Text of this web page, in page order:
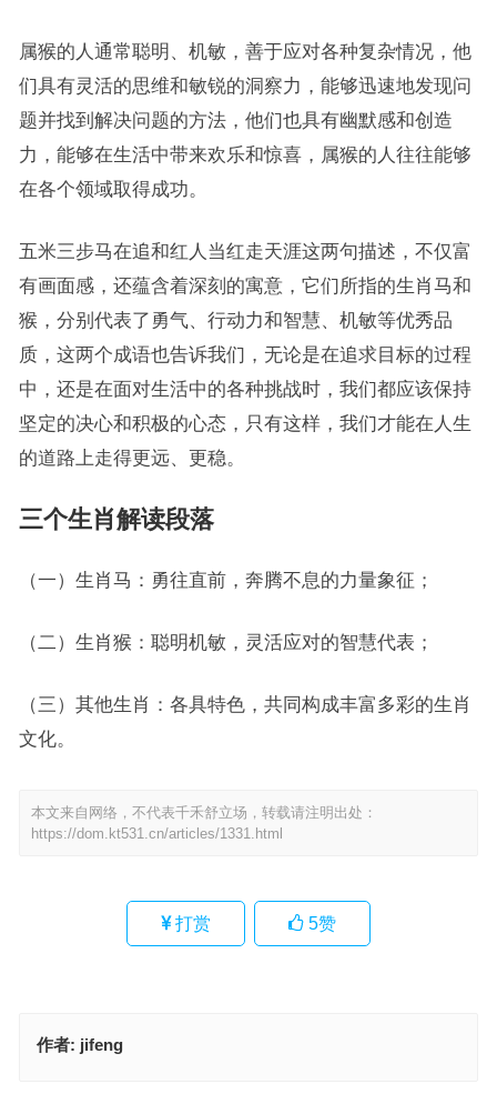
属猴的人通常聪明、机敏，善于应对各种复杂情况，他
们具有灵活的思维和敏锐的洞察力，能够迅速地发现问
题并找到解决问题的方法，他们也具有幽默感和创造
力，能够在生活中带来欢乐和惊喜，属猴的人往往能够
在各个领域取得成功。
五米三步马在追和红人当红走天涯这两句描述，不仅富
有画面感，还蕴含着深刻的寓意，它们所指的生肖马和
猴，分别代表了勇气、行动力和智慧、机敏等优秀品
质，这两个成语也告诉我们，无论是在追求目标的过程
中，还是在面对生活中的各种挑战时，我们都应该保持
坚定的决心和积极的心态，只有这样，我们才能在人生
的道路上走得更远、更稳。
三个生肖解读段落
（一）生肖马：勇往直前，奔腾不息的力量象征；
（二）生肖猴：聪明机敏，灵活应对的智慧代表；
（三）其他生肖：各具特色，共同构成丰富多彩的生肖
文化。
本文来自网络，不代表千禾舒立场，转载请注明出处：
https://dom.kt531.cn/articles/1331.html
打赏 5赞
作者: jifeng